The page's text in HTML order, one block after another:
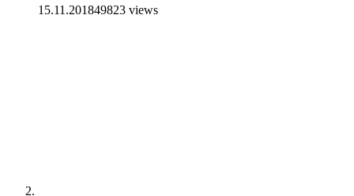
15.11.201849823 views